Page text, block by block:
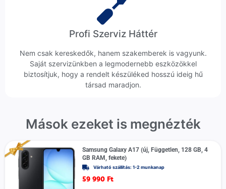
Profi Szerviz Háttér
Nem csak kereskedők, hanem szakemberek is vagyunk.
Saját szervizünkben a legmodernebb eszközökkel
biztosítjuk, hogy a rendelt készüléked hosszú ideig hű
társad maradjon.
Mások ezeket is megnézték
Samsung Galaxy A17 (új, Független, 128 GB, 4
GB RAM, fekete)
Várható szállítás: 1-2 munkanap
59 990 Ft